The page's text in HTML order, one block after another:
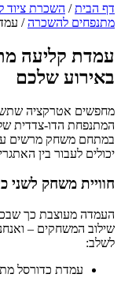
הבית/השכרת ציוד
להשכרה/
קליעה
שלכם
אטרקציה
הדו-צדדית של
משחק מרשים עם
לעבור בין
משחק לשני
מעוצבת כך שבכל
המשחקים –
עמדת כדורסל